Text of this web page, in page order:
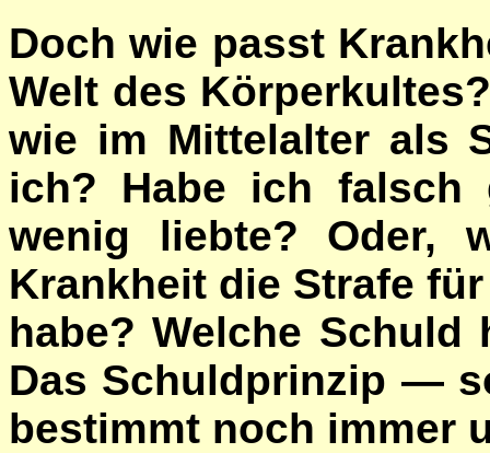
Doch wie passt
Welt des
wie im Mittelalter als
ich? Habe ich
wenig liebte? Oder,
Krankheit die Strafe
habe? Welche
Das Schuldprinzip —
bestimmt noch immer